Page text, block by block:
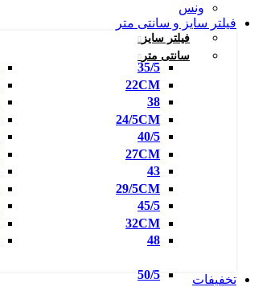
ونس
فیلتر سایز و سانتی متر
فیلتر سایز
35/5
38
40/5
43
45/5
48
50/5
سانتی متر
22CM
24/5CM
27CM
29/5CM
32CM
تخفیفات